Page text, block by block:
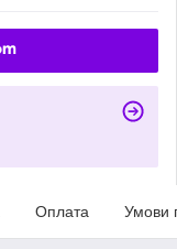
Оплата Умови